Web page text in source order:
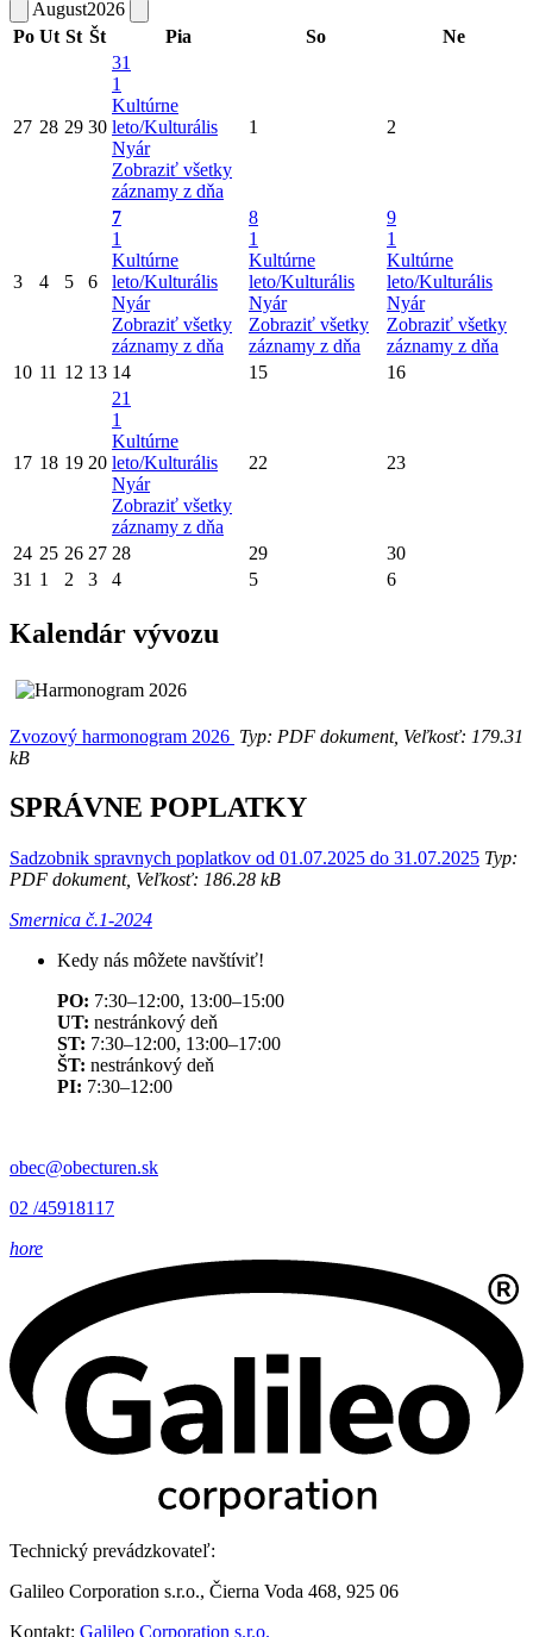
August2026
Po Ut St Št Pia So Ne
27 28 29 30
31
1
Kultúrne
leto/Kulturális
Nyár
Zobraziť všetky
záznamy z dňa
1 2
3 4 5 6
7
1
Kultúrne
leto/Kulturális
Nyár
Zobraziť všetky
záznamy z dňa
8
1
Kultúrne
leto/Kulturális
Nyár
Zobraziť všetky
záznamy z dňa
9
1
Kultúrne
leto/Kulturális
Nyár
Zobraziť všetky
záznamy z dňa
10 11 12 13 14 15 16
17 18 19 20
21
1
Kultúrne
leto/Kulturális
Nyár
Zobraziť všetky
záznamy z dňa
22 23
24 25 26 27 28 29
30
31 1 2 3 4 5 6
Kalendár vývozu
Zvozový harmonogram 2026 Typ: PDF dokument, Veľkosť: 179.31
kB
SPRÁVNE POPLATKY
Sadzobnik spravnych poplatkov od 01.07.2025 do 31.07.2025 Typ:
PDF dokument, Veľkosť: 186.28 kB
Smernica č.1-2024
Kedy nás môžete navštíviť!
PO: 7:30–12:00, 13:00–15:00
UT: nestránkový deň
ST: 7:30–12:00, 13:00–17:00
ŠT: nestránkový deň
PI: 7:30–12:00
obec@obecturen.sk
02 /45918117
hore
Technický prevádzkovateľ:
Galileo Corporation s.r.o., Čierna Voda 468, 925 06
Kontakt: Galileo Corporation s.r.o.